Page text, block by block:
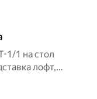
1/1 на стол
лофт,